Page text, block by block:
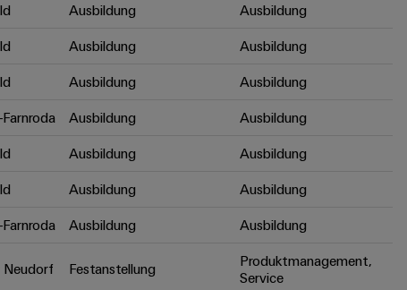
Ausbildung
Ausbildung
Ausbildung
Ausbildung
Ausbildung
Ausbildung
Ausbildung
Ausbildung
Ausbildung
Ausbildung
Ausbildung
Ausbildung
Ausbildung Ausbildung
Neudorf Festanstellung
Produktmanagement,
Service